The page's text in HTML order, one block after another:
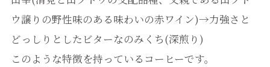
ウ譲りの野性味のある味わいの赤ワイン)→力強さと
どっしりとしたビターなのみくち(深煎り)
このような特徴を持っているコーヒーです。